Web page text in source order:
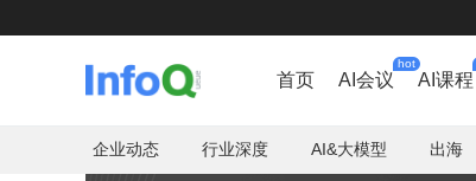
首页 AI会议
hot
AI课程
企业动态 行业深度 AI&大模型 出海